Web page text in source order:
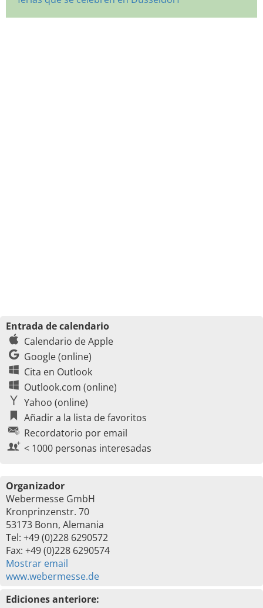
Entrada de calendario
Calendario de Apple
Google (online)
Cita en Outlook
Outlook.com (online)
Yahoo (online)
Añadir a la lista de favoritos
Recordatorio por email
< 1000 personas interesadas
Organizador
Webermesse GmbH
Kronprinzenstr. 70
53173 Bonn, Alemania
Tel: +49 (0)228 6290572
Fax: +49 (0)228 6290574
Mostrar email
www.webermesse.de
Ediciones anteriore: